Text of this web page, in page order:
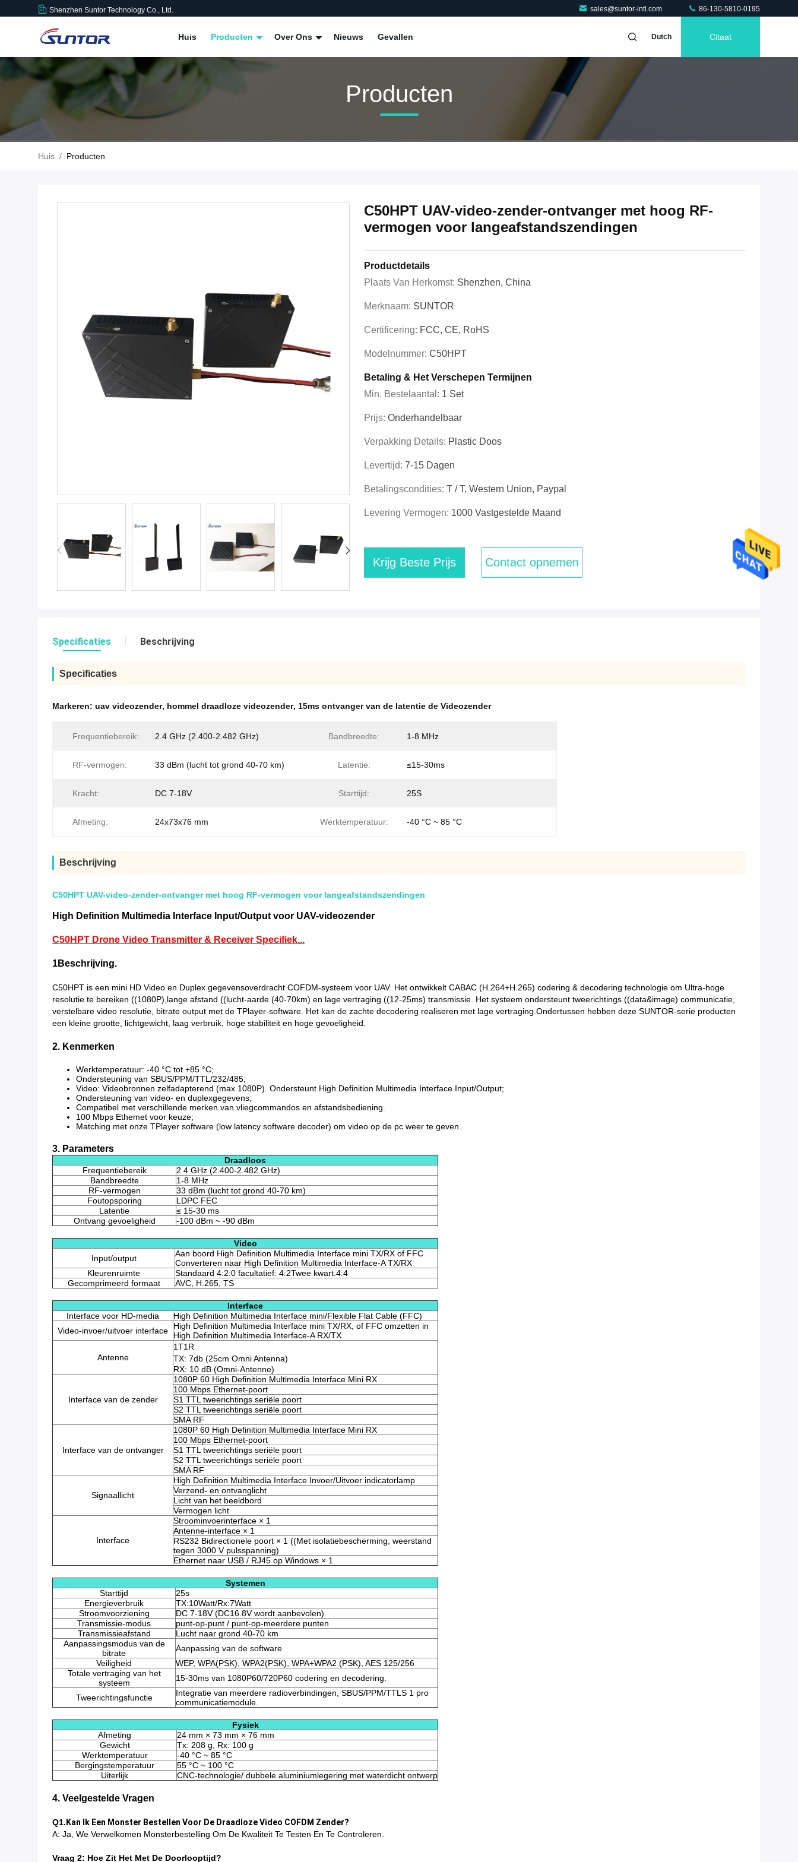
Shenzhen Suntor Technology Co., Ltd. sales@suntor-intl.com 86-130-5810-0195
Huis Producten Over Ons Nieuws Gevallen Dutch Citaat
Producten
Huis / Producten
C50HPT UAV-video-zender-ontvanger met hoog RF-
vermogen voor langeafstandszendingen
Productdetails
Plaats Van Herkomst: Shenzhen, China
Merknaam: SUNTOR
Certificering: FCC, CE, RoHS
Modelnummer: C50HPT
Betaling & Het Verschepen Termijnen
Min. Bestelaantal: 1 Set
Prijs: Onderhandelbaar
Verpakking Details: Plastic Doos
Levertijd: 7-15 Dagen
Betalingscondities: T / T, Western Union, Paypal
Levering Vermogen: 1000 Vastgestelde Maand
Krijg Beste Prijs Contact opnemen
Specificaties Beschrijving
Specificaties
Markeren: uav videozender, hommel draadloze videozender, 15ms ontvanger van de latentie de Videozender
Frequentiebereik: 2.4 GHz (2.400-2.482 GHz) Bandbreedte: 1-8 MHz
RF-vermogen: 33 dBm (lucht tot grond 40-70 km) Latentie: ≤15-30ms
Kracht: DC 7-18V Starttijd: 25S
Afmeting: 24x73x76 mm Werktemperatuur: -40 °C ~ 85 °C
Beschrijving
C50HPT UAV-video-zender-ontvanger met hoog RF-vermogen voor langeafstandszendingen
High Definition Multimedia Interface Input/Output voor UAV-videozender
C50HPT Drone Video Transmitter & Receiver Specifiek...
1Beschrijving.
C50HPT is een mini HD Video en Duplex gegevensoverdracht COFDM-systeem voor UAV. Het ontwikkelt CABAC (H.264+H.265) codering & decodering technologie om Ultra-hoge
resolutie te bereiken ((1080P),lange afstand ((lucht-aarde (40-70km) en lage vertraging ((12-25ms) transmissie. Het systeem ondersteunt tweerichtings ((data&image) communicatie,
verstelbare video resolutie, bitrate output met de TPlayer-software. Het kan de zachte decodering realiseren met lage vertraging.Ondertussen hebben deze SUNTOR-serie producten
een kleine grootte, lichtgewicht, laag verbruik, hoge stabiliteit en hoge gevoeligheid.
2. Kenmerken
Werktemperatuur: -40 °C tot +85 °C;
Ondersteuning van SBUS/PPM/TTL/232/485;
Video: Videobronnen zelfadapterend (max 1080P). Ondersteunt High Definition Multimedia Interface Input/Output;
Ondersteuning van video- en duplexgegevens;
Compatibel met verschillende merken van vliegcommandos en afstandsbediening.
100 Mbps Ethemet voor keuze;
Matching met onze TPlayer software (low latency software decoder) om video op de pc weer te geven.
3. Parameters
Draadloos
Frequentiebereik
2.4 GHz (2.400-2.482 GHz)
Bandbreedte
1-8 MHz
RF-vermogen
33 dBm (lucht tot grond 40-70 km)
Foutopsporing
LDPC FEC
Latentie
≤ 15-30 ms
Ontvang gevoeligheid
-100 dBm ~ -90 dBm
Video
Input/output
Aan boord High Definition Multimedia Interface mini TX/RX of FFC
Converteren naar High Definition Multimedia Interface-A TX/RX
Kleurenruimte
Standaard 4:2:0 facultatief: 4:2Twee kwart.4:4
Gecomprimeerd formaat
AVC, H.265, TS
Interface
Interface voor HD-media
High Definition Multimedia Interface mini/Flexible Flat Cable (FFC)
Video-invoer/uitvoer interface
High Definition Multimedia Interface mini TX/RX, of FFC omzetten in
High Definition Multimedia Interface-A RX/TX
Antenne
1T1R
TX: 7db (25cm Omni Antenna)
RX: 10 dB (Omni-Antenne)
Interface van de zender
1080P 60 High Definition Multimedia Interface Mini RX
100 Mbps Ethernet-poort
S1 TTL tweerichtings seriële poort
S2 TTL tweerichtings seriële poort
SMA RF
Interface van de ontvanger
1080P 60 High Definition Multimedia Interface Mini RX
100 Mbps Ethernet-poort
S1 TTL tweerichtings seriële poort
S2 TTL tweerichtings seriële poort
SMA RF
Signaallicht
High Definition Multimedia Interface Invoer/Uitvoer indicatorlamp
Verzend- en ontvanglicht
Licht van het beeldbord
Vermogen licht
Interface
Stroominvoerinterface × 1
Antenne-interface × 1
RS232 Bidirectionele poort × 1 ((Met isolatiebescherming, weerstand
tegen 3000 V pulsspanning)
Ethernet naar USB / RJ45 op Windows × 1
Systemen
Starttijd
25s
Energieverbruik
TX:10Watt/Rx:7Watt
Stroomvoorziening
DC 7-18V (DC16.8V wordt aanbevolen)
Transmissie-modus
punt-op-punt / punt-op-meerdere punten
Transmissieafstand
Lucht naar grond 40-70 km
Aanpassingsmodus van de
bitrate
Aanpassing van de software
Veiligheid
WEP, WPA(PSK), WPA2(PSK), WPA+WPA2 (PSK), AES 125/256
Totale vertraging van het
systeem
15-30ms van 1080P60/720P60 codering en decodering.
Tweerichtingsfunctie
Integratie van meerdere radioverbindingen, SBUS/PPM/TTLS 1 pro
communicatiemodule.
Fysiek
Afmeting
24 mm × 73 mm × 76 mm
Gewicht
Tx: 208 g, Rx: 100 g
Werktemperatuur
-40 °C ~ 85 °C
Bergingstemperatuur
55 °C ~ 100 °C
Uiterlijk
CNC-technologie/ dubbele aluminiumlegering met waterdicht ontwerp
4. Veelgestelde Vragen
Q1. Kan Ik Een Monster Bestellen Voor De Draadloze Video COFDM Zender?
A: Ja, We Verwelkomen Monsterbestelling Om De Kwaliteit Te Testen En Te Controleren.
Vraag 2: Hoe Zit Het Met De Doorlooptijd?